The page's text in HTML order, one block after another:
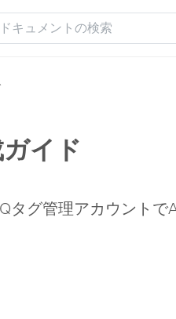
ドキュメントの検索
イド
タグ管理アカウント